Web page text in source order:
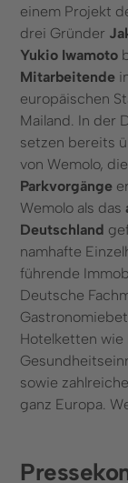
einem Projekt
drei Gründer
Yukio Iwamoto
Mitarbeitende
europäischen
Mailand. In der
setzen bereits
von Wemolo,
Parkvorgänge
Wemolo als das
Deutschland
namhafte
führende
Deutsche
Hotelketten
sowie
ganz Europa.